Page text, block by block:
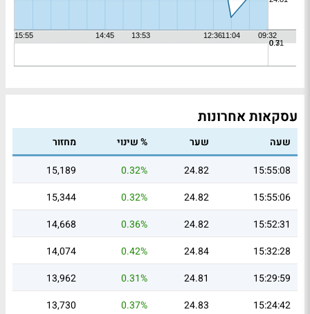
עסקאות אחרונות
שעה שער % שינוי
מחזור
15:55:08
24.82
0.32%
15,189
15:55:06
24.82
0.32%
15,344
15:52:31
24.82
0.36%
14,668
15:32:28
24.84
0.42%
14,074
15:29:59
24.81
0.31%
13,962
15:24:42
24.83
0.37%
13,730